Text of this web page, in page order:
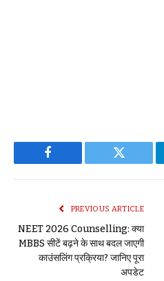
Facebook Twitter
PREVIOUS ARTICLE
NEET 2026 Counselling: क्या
MBBS सीटें बढ़ने के साथ बदल जाएगी
काउंसलिंग प्रक्रिया? जानिए पूरा
अपडेट